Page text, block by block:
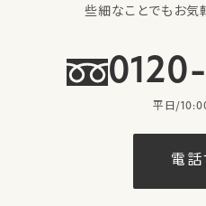
些細なことでもお気
平日/
電話